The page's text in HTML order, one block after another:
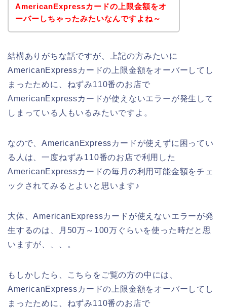
AmericanExpressカードの上限金額をオ
ーバーしちゃったみたいなんですよね～
結構ありがちな話ですが、上記の方みたいに
AmericanExpressカードの上限金額をオーバーしてし
まったために、ねずみ110番のお店で
AmericanExpressカードが使えないエラーが発生して
しまっている人もいるみたいですよ。
なので、AmericanExpressカードが使えずに困ってい
る人は、一度ねずみ110番のお店で利用した
AmericanExpressカードの毎月の利用可能金額をチェ
ックされてみるとよいと思います♪
大体、AmericanExpressカードが使えないエラーが発
生するのは、月50万～100万ぐらいを使った時だと思
いますが、、、。
もしかしたら、こちらをご覧の方の中には、
AmericanExpressカードの上限金額をオーバーしてし
まったために、ねずみ110番のお店で